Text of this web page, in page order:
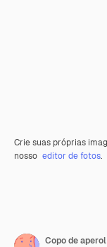
Crie suas próprias
nosso editor de fotos.
Copo de